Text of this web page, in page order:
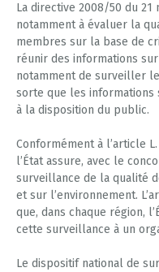
La directive 2008/50 du 21
notamment à évaluer la
membres sur la base de
réunir des informations
notamment de surveiller
sorte que les informations
à la disposition du public.
Conformément à l’article
l’État assure, avec le
surveillance de la qualité
et sur l’environnement.
que, dans chaque région,
cette surveillance à un
Le dispositif national de